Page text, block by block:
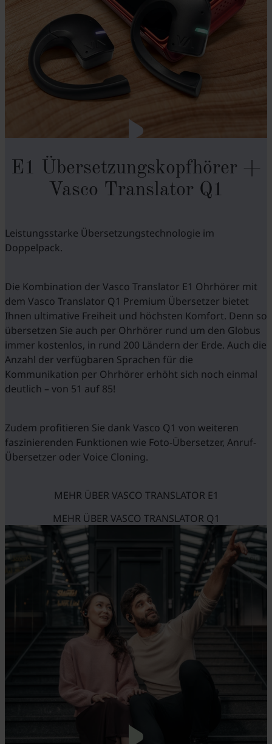
E1 Übersetzungskopfhörer +
Vasco Translator Q1
Leistungsstarke Übersetzungstechnologie im
Doppelpack.
Die Kombination der Vasco Translator E1 Ohrhörer mit
dem Vasco Translator Q1 Premium Übersetzer bietet
Ihnen ultimative Freiheit und höchsten Komfort. Denn so
übersetzen Sie auch per Ohrhörer rund um den Globus
immer kostenlos, in rund 200 Ländern der Erde. Auch die
Anzahl der verfügbaren Sprachen für die
Kommunikation per Ohrhörer erhöht sich noch einmal
deutlich – von 51 auf 85!
Zudem profitieren Sie dank Vasco Q1 von weiteren
faszinierenden Funktionen wie Foto-Übersetzer, Anruf-
Übersetzer oder Voice Cloning.
MEHR ÜBER VASCO TRANSLATOR E1
MEHR ÜBER VASCO TRANSLATOR Q1